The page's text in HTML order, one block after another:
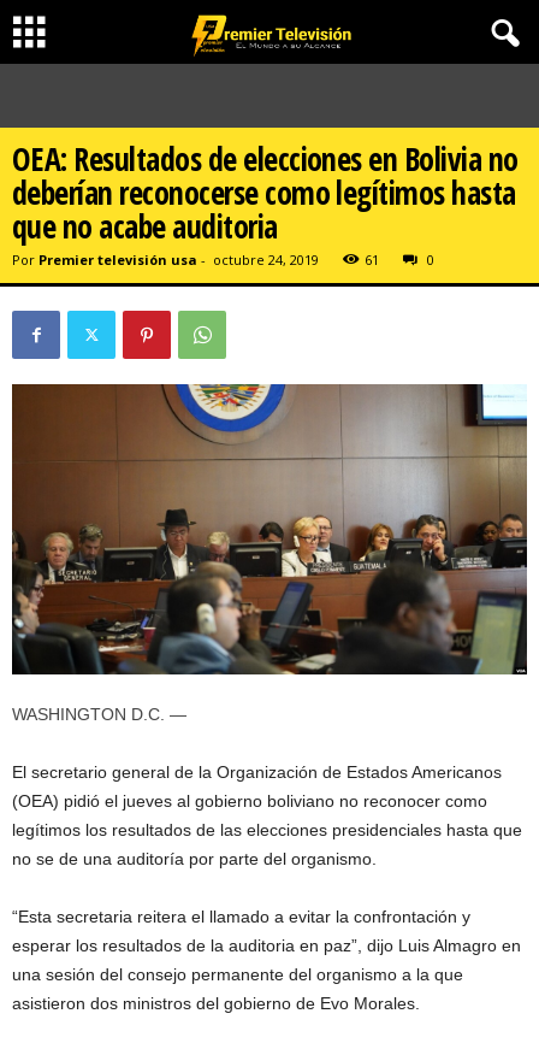
OEA: Resultados de elecciones en Bolivia no
deberían reconocerse como legítimos hasta
que no acabe auditoria
Por Premier televisión usa - octubre 24, 2019 61 0
WASHINGTON D.C. —
El secretario general de la Organización de Estados Americanos
(OEA) pidió el jueves al gobierno boliviano no reconocer como
legítimos los resultados de las elecciones presidenciales hasta que
no se de una auditoría por parte del organismo.
“Esta secretaria reitera el llamado a evitar la confrontación y
esperar los resultados de la auditoria en paz”, dijo Luis Almagro en
una sesión del consejo permanente del organismo a la que
asistieron dos ministros del gobierno de Evo Morales.